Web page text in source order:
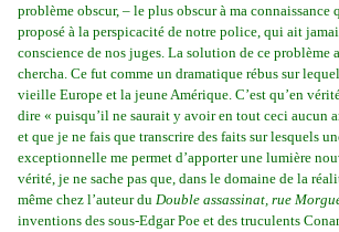
problème obscur, – le plus obscur à ma connaissance
proposé à la perspicacité de notre police, qui ait
conscience de nos juges. La solution de ce problème
chercha. Ce fut comme un dramatique rébus sur
vieille Europe et la jeune Amérique. C’est qu’en
dire « puisqu’il ne saurait y avoir en tout ceci aucun
et que je ne fais que transcrire des faits sur lesquels
exceptionnelle me permet d’apporter une lumière
vérité, je ne sache pas que, dans le domaine de la
même chez l’auteur du Double assassinat, rue
inventions des sous-Edgar Poe et des truculents